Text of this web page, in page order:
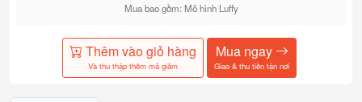
Mua bao gồm: Mô hình Luffy
Thêm vào giỏ hàng
Và thu thập thêm mã giảm
Mua ngay
Giao & thu tiền tận nơi